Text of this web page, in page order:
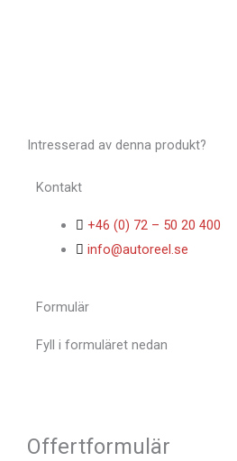
Intresserad av denna produkt?
Kontakt
+46 (0) 72 – 50 20 400
info@autoreel.se
Formulär
Fyll i formuläret nedan
Offertformulär